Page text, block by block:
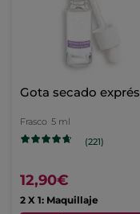
Gota secado exprés
Frasco 5 ml
(221)
12,90€
2 X 1: Maquillaje